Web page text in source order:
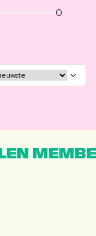
0